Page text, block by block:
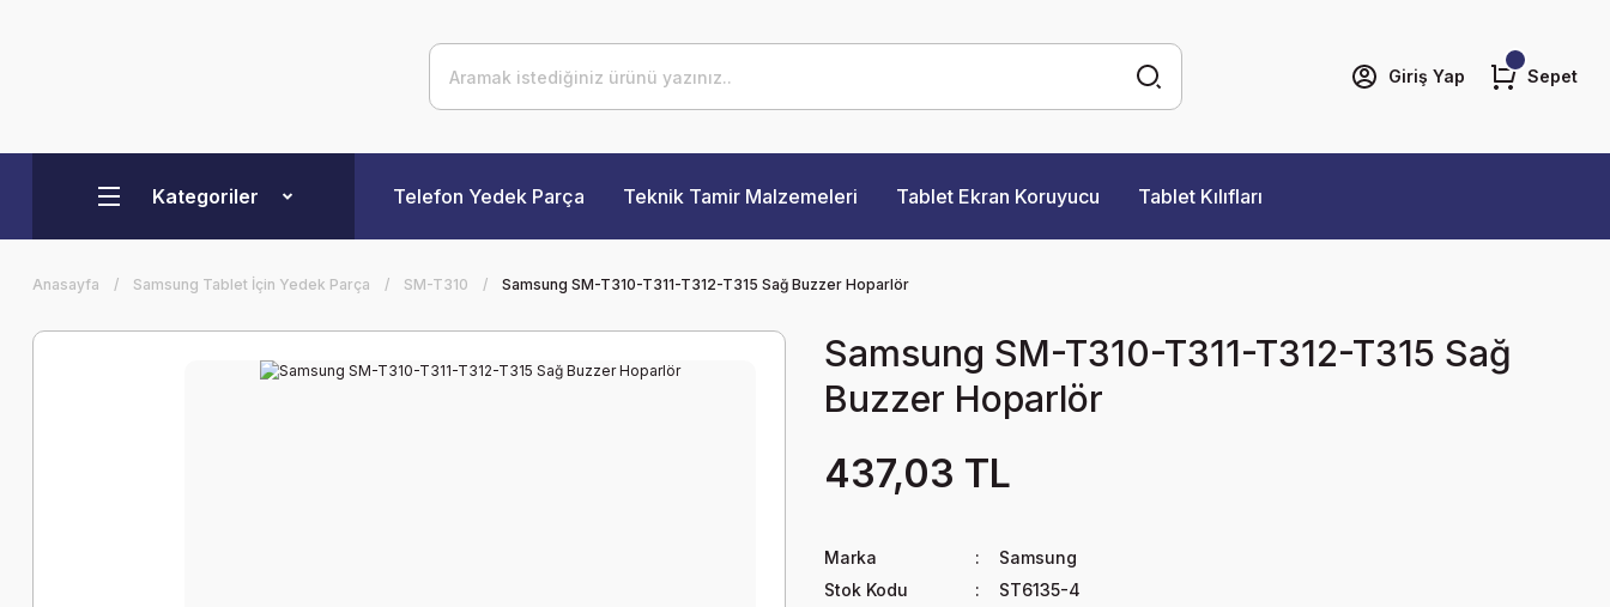
Giriş Yap Sepet
Kategoriler Telefon Yedek Parça Teknik Tamir Malzemeleri Tablet Ekran Koruyucu Tablet Kılıfları
Anasayfa Samsung Tablet İçin Yedek Parça SM-T310 Samsung SM-T310-T311-T312-T315 Sağ Buzzer Hoparlör
Samsung SM-T310-T311-T312-T315 Sağ
Buzzer Hoparlör
437,03 TL
Marka
Samsung
Stok Kodu
ST6135-4